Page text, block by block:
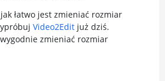
łatwo jest zmieniać rozmiar
Video2Editjuż dziś.
zmieniać rozmiar